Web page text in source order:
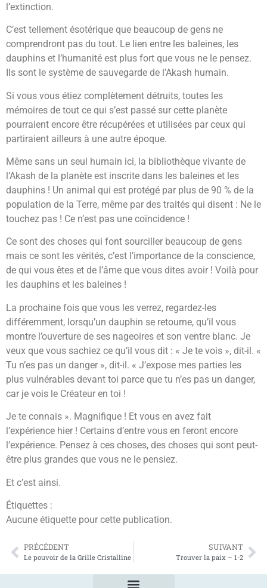
l’extinction.
C’est tellement ésotérique que beaucoup de gens ne
comprendront pas du tout. Le lien entre les baleines, les
dauphins et l’humanité est plus fort que vous ne le pensez.
Ils sont le système de sauvegarde de l’Akash humain.
Si vous vous étiez complètement détruits, toutes les
mémoires de tout ce qui s’est passé sur cette planète
pourraient encore être récupérées et utilisées par ceux qui
partiraient ailleurs à une autre époque.
Même sans un seul humain ici, la bibliothèque vivante de
l’Akash de la planète est inscrite dans les baleines et les
dauphins ! Un animal qui est protégé par plus de 90 % de la
population de la Terre, même par des traités qui disent : Ne le
touchez pas ! Ce n’est pas une coïncidence !
Ce sont des choses qui font sourciller beaucoup de gens
mais ce sont les vérités, c’est l’importance de la conscience,
de qui vous êtes et de l’âme que vous dites avoir ! Voilà pour
les dauphins et les baleines !
La prochaine fois que vous les verrez, regardez-les
différemment, lorsqu’un dauphin se retourne, qu’il vous
montre l’ouverture de ses nageoires et son ventre blanc. Je
veux que vous sachiez ce qu’il vous dit : « Je te vois », dit-il. «
Tu n’es pas un danger », dit-il. « J’expose mes parties les
plus vulnérables devant toi parce que tu n’es pas un danger,
car je vois le Créateur en toi !
Je te connais ». Magnifique ! Et vous en avez fait
l’expérience hier ! Certains d’entre vous en feront encore
l’expérience. Pensez à ces choses, des choses qui sont peut-
être plus grandes que vous ne le pensiez.
Et c’est ainsi.
Étiquettes :
Aucune étiquette pour cette publication.
PRÉCÉDENT
Le pouvoir de la Grille Cristalline
SUIVANT
Trouver la paix – 1-2